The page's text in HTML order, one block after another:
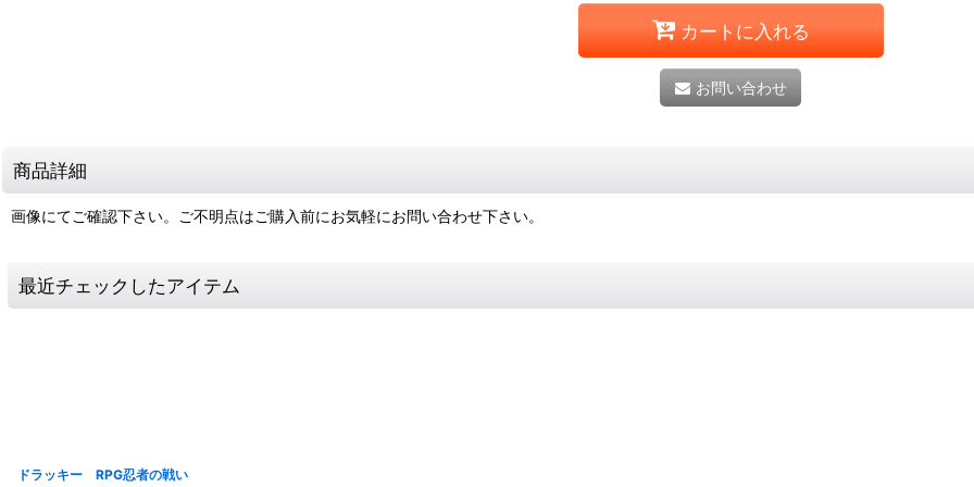
カートに入れる
お問い合わせ
商品詳細
画像にてご確認下さい。ご不明点はご購入前にお気軽にお問い合わせ下さい。
最近チェックしたアイテム
ドラッキー RPG忍者の戦い